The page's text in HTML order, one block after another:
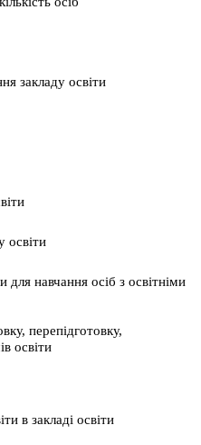
закладу освіти
освіти
для навчання осіб з освітніми
перепідготовку,
освіти
в закладі освіти